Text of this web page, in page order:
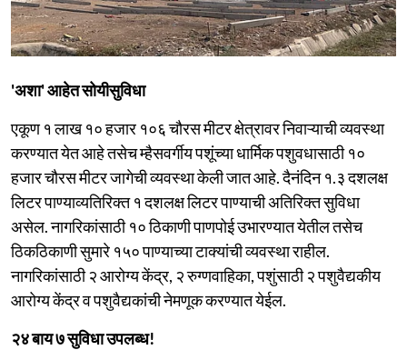
'अशा' आहेत सोयीसुविधा
एकूण १ लाख १० हजार १०६ चौरस मीटर क्षेत्रावर निवाऱ्याची व्यवस्था
करण्यात येत आहे तसेच म्हैसवर्गीय पशूंच्या धार्मिक पशुवधासाठी १०
हजार चौरस मीटर जागेची व्यवस्था केली जात आहे. दैनंदिन १.३ दशलक्ष
लिटर पाण्याव्यतिरिक्त १ दशलक्ष लिटर पाण्याची अतिरिक्त सुविधा
असेल. नागरिकांसाठी १० ठिकाणी पाणपोई उभारण्यात येतील तसेच
ठिकठिकाणी सुमारे १५० पाण्याच्या टाक्यांची व्यवस्था राहील.
नागरिकांसाठी २ आरोग्य केंद्र, २ रुग्णवाहिका, पशुंसाठी २ पशुवैद्यकीय
आरोग्य केंद्र व पशुवैद्यकांची नेमणूक करण्यात येईल.
२४ बाय ७ सुविधा उपलब्ध!